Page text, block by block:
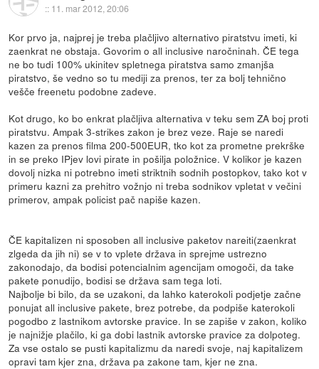
:: 11. mar 2012, 20:06
Kor prvo ja, najprej je treba plačljivo alternativo piratstvu imeti, ki
zaenkrat ne obstaja. Govorim o all inclusive naročninah. ČE tega
ne bo tudi 100% ukinitev spletnega piratstva samo zmanjša
piratstvo, še vedno so tu mediji za prenos, ter za bolj tehnično
vešče freenetu podobne zadeve.
Kot drugo, ko bo enkrat plačljiva alternativa v teku sem ZA boj proti
piratstvu. Ampak 3-strikes zakon je brez veze. Raje se naredi
kazen za prenos filma 200-500EUR, tko kot za prometne prekrške
in se preko IPjev lovi pirate in pošilja položnice. V kolikor je kazen
dovolj nizka ni potrebno imeti striktnih sodnih postopkov, tako kot v
primeru kazni za prehitro vožnjo ni treba sodnikov vpletat v večini
primerov, ampak policist pač napiše kazen.
ČE kapitalizen ni sposoben all inclusive paketov nareiti(zaenkrat
zlgeda da jih ni) se v to vplete država in sprejme ustrezno
zakonodajo, da bodisi potencialnim agencijam omogoči, da take
pakete ponudijo, bodisi se država sam tega loti.
Najbolje bi bilo, da se uzakoni, da lahko katerokoli podjetje začne
ponujat all inclusive pakete, brez potrebe, da podpiše katerokoli
pogodbo z lastnikom avtorske pravice. In se zapiše v zakon, koliko
je najnižje plačilo, ki ga dobi lastnik avtorske pravice za dolpoteg.
Za vse ostalo se pusti kapitalizmu da naredi svoje, naj kapitalizem
opravi tam kjer zna, država pa zakone tam, kjer ne zna.